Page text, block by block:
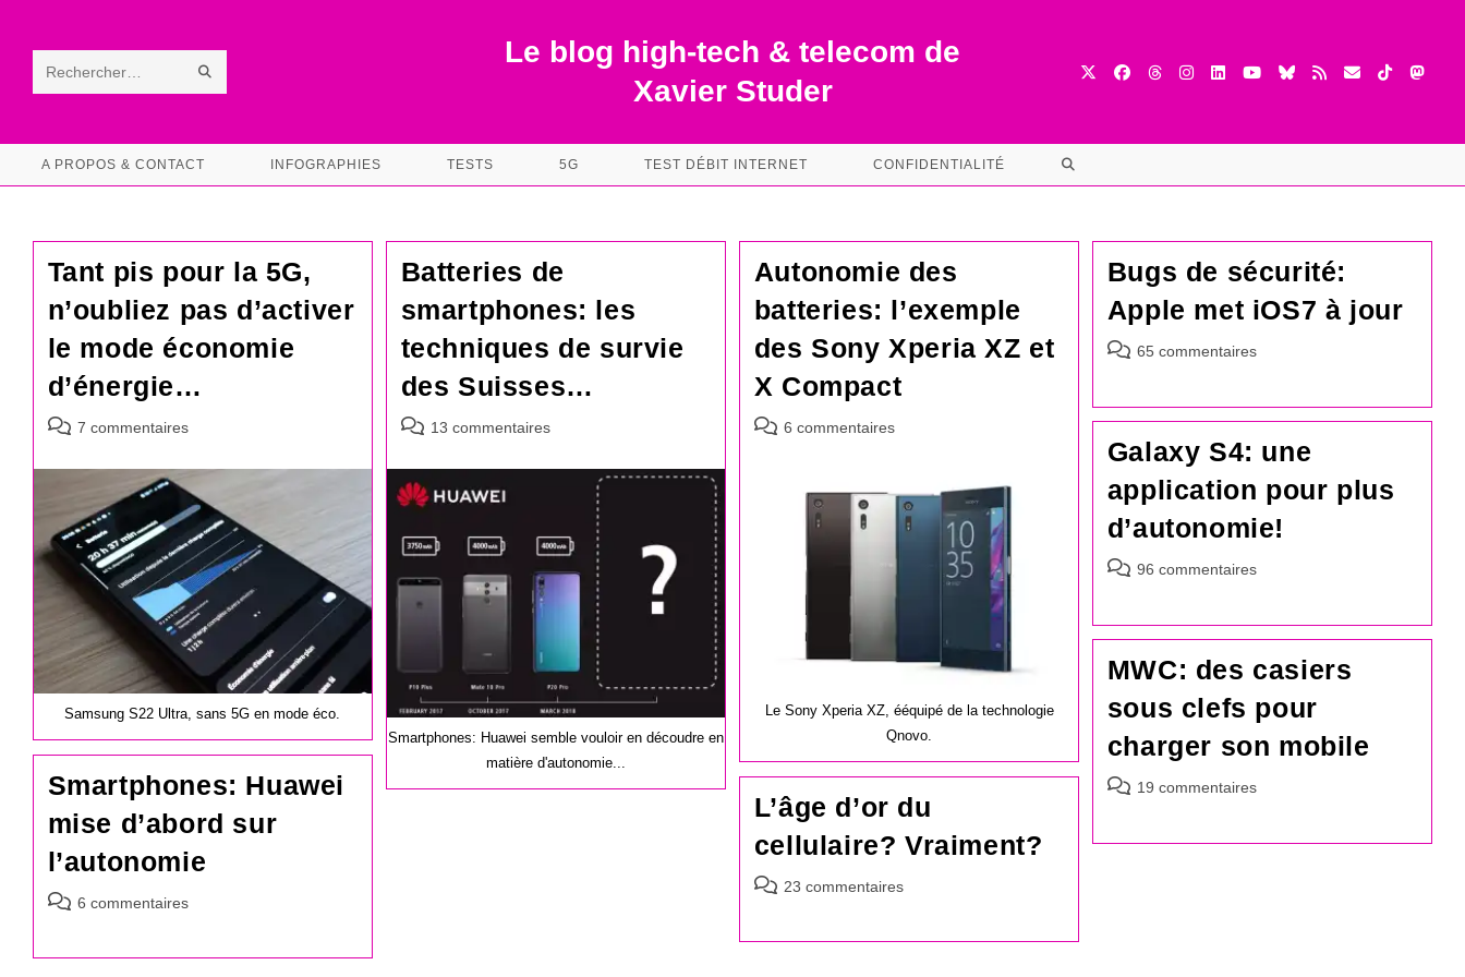
contentRechercher
ce RECHERCHE
Le blog high-tech & telecom de
Xavier Studer
A PROPOS & CONTACT INFOGRAPHIES TESTS 5G TEST DÉBIT INTERNET CONFIDENTIALITÉ TOGGLE
SEARCH
Tant pis pour la 5G,
n’oubliez pas d’activer
le mode économie
d’énergie…
Commentaires
la
publication :
7 commentaires
Samsung S22 Ultra, sans 5G en mode éco.
Batteries de
smartphones: les
techniques de survie
des Suisses…
Commentaires
la
publication :
13 commentaires
Smartphones: Huawei semble vouloir en découdre en
matière d'autonomie...
Autonomie des
batteries: l’exemple
des Sony Xperia XZ et
X Compact
Commentaires
publication :
6 commentaires
Le Sony Xperia XZ, ééquipé de la technologie
Qnovo.
Bugs de sécurité:
Apple met iOS7 à jour
Commentaires
publication :
65 commentaires
Galaxy S4: une
application pour plus
d’autonomie!
Commentaires
publication :
96 commentaires
MWC: des casiers
sous clefs pour
charger son mobile
Commentaires
19 commentaires
Smartphones: Huawei
mise d’abord sur
l’autonomie
Commentaires
6 commentaires
L’âge d’or du
cellulaire? Vraiment?
Commentaires
23 commentaires